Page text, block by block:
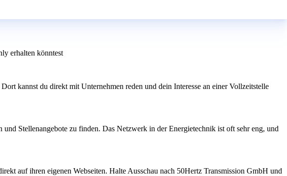
erhalten könntest
kannst du direkt mit Unternehmen reden und dein Interesse an einer Vollzeitstelle
Stellenangebote zu finden. Das Netzwerk in der Energietechnik ist oft sehr eng, und
auf ihren eigenen Webseiten. Halte Ausschau nach 50Hertz Transmission GmbH und